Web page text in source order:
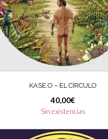
KASE.O – EL CÍRCULO
40,00€
Sin existencias